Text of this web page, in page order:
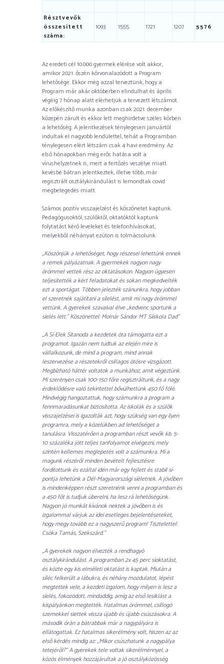
Résztvevők
összesített
száma:
1093 1555 1721 1207 5576
Az eredeti cél 10.000 gyermek elérése volt akkor,
amikor 2021. őszén körvonalazódott a Program
lehetősége. Ekkor még azzal terveztünk, hogy a
Program már akár októberben elindulhat és április
végéig 7 hónap alatt elérhetjük a tervezett létszámot.
Az előkészítő munka azonban csak 2021. december
közepén zárult és ekkor lett meghirdetve széles körben
a lehetőség. A jelentkezések ténylegesen januártól
indultak el nagyobb lendülettel, tehát a Programban
ténylegesen elért létszám csak 4 havi eredmény. Az
első hónapokban még erős hatása volt a
vírushelyzetnek is, mert a fertőzés veszélye miatt
kevésbé bátran jelentkeztek, illetve több, már
regisztrált osztálykirándulást is lemondtak covid
megbetegedés miatt.
Számos pozitív visszajelzést és köszönetet kaptunk.
Pedagógusoktól, szülőktől, oktatóktól kaptunk
folytatást kérő leveleket és telefonhívásokat,
melyekből néhányat ezúton is tolmácsolunk:
„Köszönjük a lehetőséget, hogy részesei lehettünk ennek
a remek pályázatnak. A gyermekek nagyon nagy
örömmel vettek rész az oktatásokon. Nagyon ügyesen
teljesítették a kért feladatokat és sokan megkedvelték
ezt a sportágat. Többen jelezték szánunkra, hogy jobban
el szeretnék sajátítani a sílelést, amit mi nagy örömmel
vettünk. A gyerekek szavaival élve „kedvenc sportunk a
síelés lett.” Köszönettel: Molnár Sándor MT Síiskola Dad”
„A Sí-Elek Sítanoda a kezdetek óta támogatta ezt a
programot. Igazán nem tudtuk az elején mire is
vállalkozunk, de mind a program, mind annak
leszervezése a részetekről csillagos ötösre vizsgázott.
Megbízható háttér voltatok a munkához, amit végeztünk.
Mi szerényen csak 100-150 főre regisztráltunk, és a nagy
érdeklődésre való tekintettel bővülhettünk 450 fő fölé.
Mindvégig hangoztattuk, hogy számunkra a program a
fennmaradásunkat biztosította. Az iskolák és a szülők
visszajelzései is igazolták azt, hogy szükség van egy ilyen
programra, mely a közelükben ad lehetőséget a
tanulásra. Visszatérően a programban részt vevők kb. 5-
10 százaléka jött teljes tanfolyamot elvégezni, mely
szintén kellemes meglepetés volt a számunkra. Mi a
magunk részéről minden bevételt fejlesztésre
fordítottunk és ezáltal idén már egy fejlett és stabil sí-
pontja lehetünk a Dél-Magyarországi síéletnek. A jövőben
is mindenképpen részt szeretnénk venni a programban és
a 450 főt is tudjuk überelni, ha lesz rá lehetőségünk.
Nagyon jó munkát kívánok nektek a jövőben is és
izgalommal várjuk az idei esetleges bejelentéseteket,
hogy megy tovább ez a nagyszerű program! Tisztelettel:
Csóka Tamás, Szekszárd.”
„A gyerekek nagyon élvezték a rendhagyó
osztálykirándulást. A programban 2x 45 perc síoktatást,
és közte egy kis elméleti oktatást is kaptak. Miután a
síléc felkerült a lábukra, és néhány mozdulatot, lépést
megtettek vele, a kezdeti izgalom, hogy milyen is lesz a
síelés, fokozódott, mindaddig, amíg az első lesiklást a
kispályánkon megtették. Hatalmas örömmel, csillogó
szemekkel siettek vissza újabb és újabb csúszásokra. A
második órán a bátrabbak már a nagypályára is
ellátogattak. Ez hatalmas sikerélmény volt, hiszen az az
első kérdés mindig az: „Mikor csúszhatunk a nagypálya
tetejéről?” A gyerekek tele voltak sikerélménnyel, a
közös élmények hozzájárultak a jó osztályközösség